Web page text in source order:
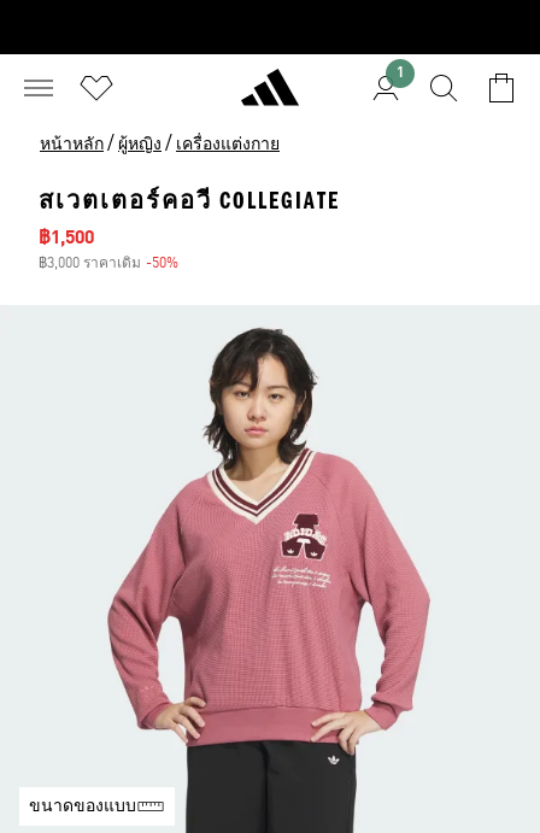
1
หน้าหลัก / ผู้หญิง / เครื่องแต่งกาย
สเวตเตอร์คอวี COLLEGIATE
ราคาลด
฿1,500
฿3,000 ราคาเดิม -50%
ขนาดของแบบ